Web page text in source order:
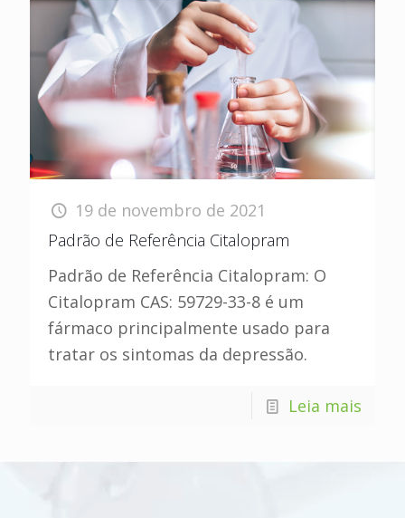
19 de novembro de 2021
Padrão de Referência Citalopram
Padrão de Referência Citalopram: O
Citalopram CAS: 59729-33-8 é um
fármaco principalmente usado para
tratar os sintomas da depressão.
Leia mais